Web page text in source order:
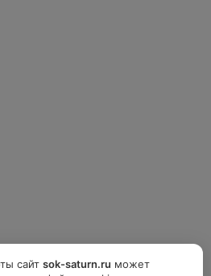
сайтsok-saturn.ru может